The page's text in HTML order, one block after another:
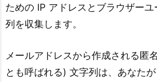
ための IP アドレスとブラウザー
列を収集します。
メールアドレスから作成される匿
とも呼ばれる) 文字列は、あなた